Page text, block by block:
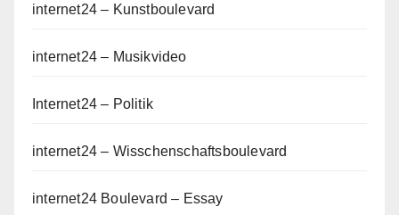
internet24 – Kunstboulevard
internet24 – Musikvideo
Internet24 – Politik
internet24 – Wisschenschaftsboulevard
internet24 Boulevard – Essay